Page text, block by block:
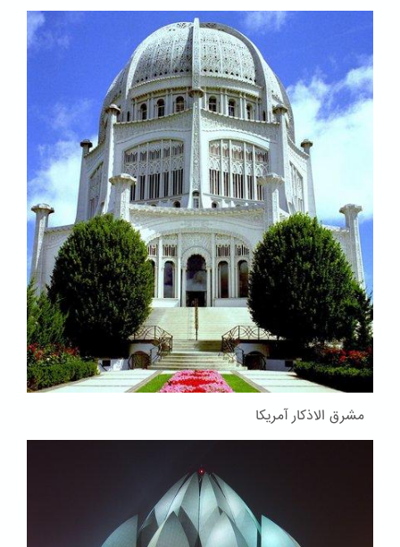
مشرق الاذکار آمریکا